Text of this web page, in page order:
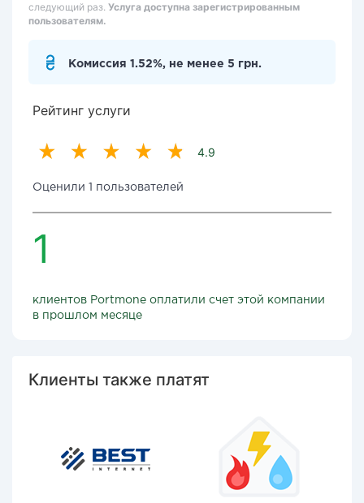
следующий раз. Услуга доступна зарегистрированным
пользователям.
Комиссия 1.52%, не менее 5 грн.
Рейтинг услуги
4.9
Оценили 1 пользователей
1
клиентов Portmone оплатили счет этой компании
в прошлом месяце
Клиенты также платят